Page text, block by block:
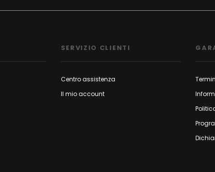
SERVIZIO CLIENTI
Centro assistenza
Il mio account